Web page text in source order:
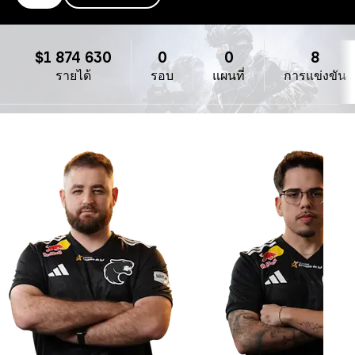
รายได้
$1 874 630
รอบ
0
แผนที่
0
การแข่งขัน
8